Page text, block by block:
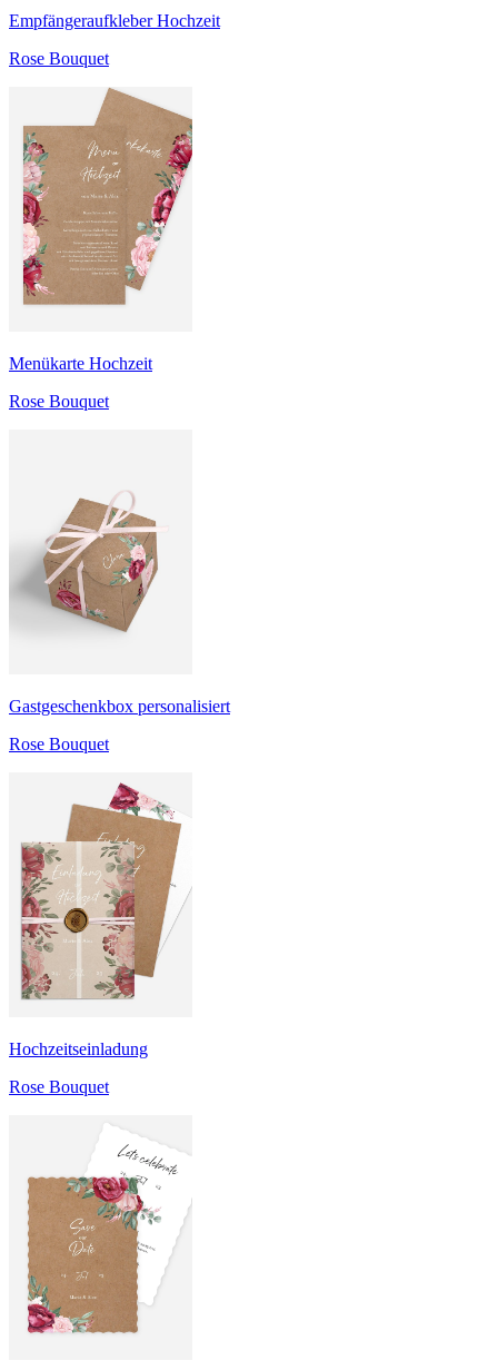
Empfängeraufkleber Hochzeit
Rose Bouquet
Menükarte Hochzeit
Rose Bouquet
Gastgeschenkbox personalisiert
Rose Bouquet
Hochzeitseinladung
Rose Bouquet